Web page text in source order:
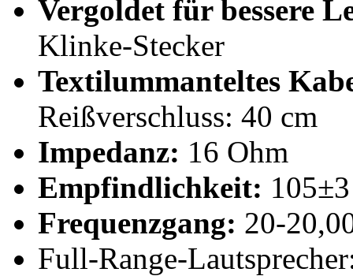
Vergoldet für bessere
Klinke-Stecker
Textilummanteltes
Reißverschluss: 40 cm
Impedanz: 16 Ohm
Empfindlichkeit:
Frequenzgang: 20-
Full-Range-